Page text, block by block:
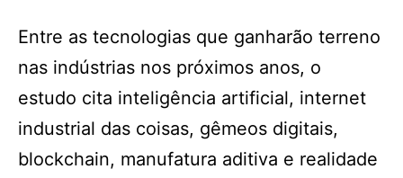
Entre as tecnologias que ganharão terreno
nas indústrias nos próximos anos, o
estudo cita inteligência artificial, internet
industrial das coisas, gêmeos digitais,
blockchain, manufatura aditiva e realidade